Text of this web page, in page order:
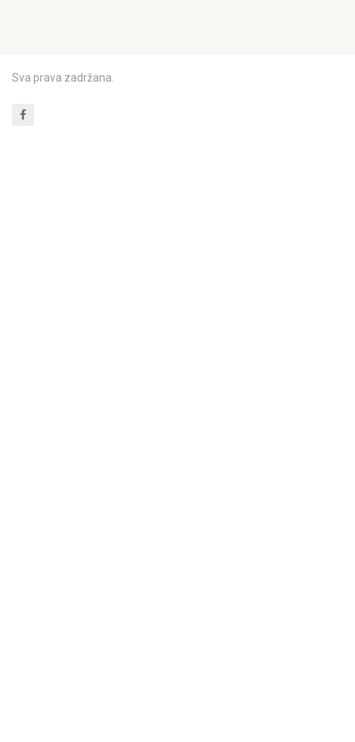
Sva prava zadržana.